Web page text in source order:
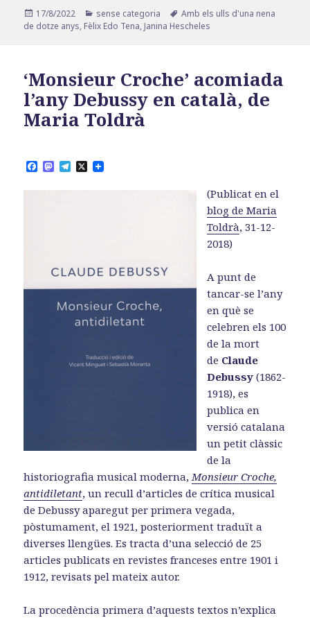
Publicat
el
17/8/2022 Categories
sense categoria Etiquetes
Amb els ulls d'una nena
de dotze anys, Fèlix Edo Tena, Janina Hescheles
‘Monsieur Croche’ acomiada
l’any Debussy en català, de
Maria Toldrà
F
a
M
a
T
e
X
(Publicat en el
blog de Maria
Toldrà, 31-12-
2018)
A punt de
tancar-se l’any
en què se
celebren els 100
de la mort
de Claude
Debussy (1862-
1918), es
publica en
versió catalana
un petit clàssic
de la
historiografia musical moderna, Monsieur Croche,
antidiletant, un recull d’articles de crítica musical
de Debussy aparegut per primera vegada,
pòstumament, el 1921, posteriorment traduït a
diverses llengües. Es tracta d’una selecció de 25
articles publicats en revistes franceses entre 1901 i
1912, revisats pel mateix autor.
La procedència primera d’aquests textos n’explica